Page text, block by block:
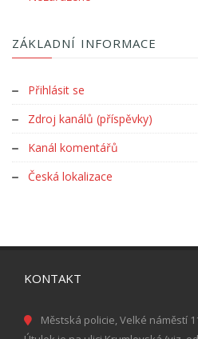
ZÁKLADNÍ INFORMACE
Přihlásit se
Zdroj kanálů (příspěvky)
Kanál komentářů
Česká lokalizace
KONTAKT
Městská policie, Velké náměstí